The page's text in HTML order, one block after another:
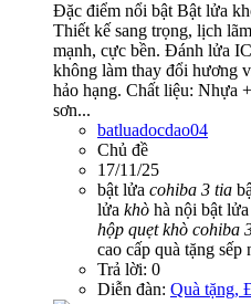
Đặc điểm nổi bật Bật lửa
Thiết kế sang trọng, lịch
mạnh, cực bền. Đánh lửa
không làm thay đổi hương
hảo hạng. Chất liệu: Nhựa
sơn...
batluadocdao04
Chủ đề
17/11/25
bật lửa cohiba 3 tia
lửa khò hà nội bật lửa
hộp quẹt khò cohiba
cao cấp quà tặng sếp
Trả lời: 0
Diễn đàn: Quà tặng,